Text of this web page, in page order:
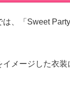
、「Sweet
メージした衣